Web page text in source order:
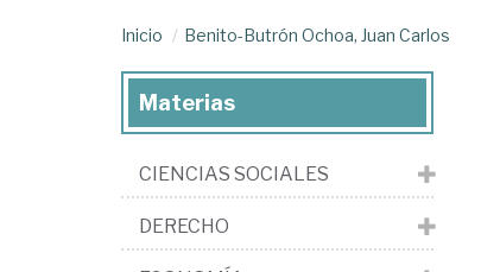
Inicio Benito-Butrón Ochoa, Juan Carlos
Materias
CIENCIAS SOCIALES
DERECHO